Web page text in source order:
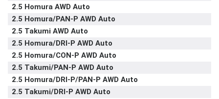
2.5 Homura AWD Auto
2.5 Homura/PAN-P AWD Auto
2.5 Takumi AWD Auto
2.5 Homura/DRI-P AWD Auto
2.5 Homura/CON-P AWD Auto
2.5 Takumi/PAN-P AWD Auto
2.5 Homura/DRI-P/PAN-P AWD Auto
2.5 Takumi/DRI-P AWD Auto